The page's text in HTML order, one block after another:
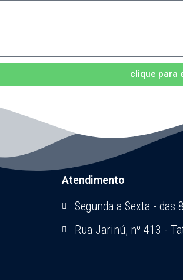
clique para
Atendimento
Segunda a Sexta - das
Rua Jarinú, nº 413 -